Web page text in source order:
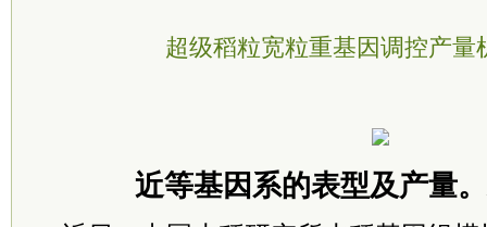
超级稻粒宽粒重基因调控产量
近等基因系的表型及产量